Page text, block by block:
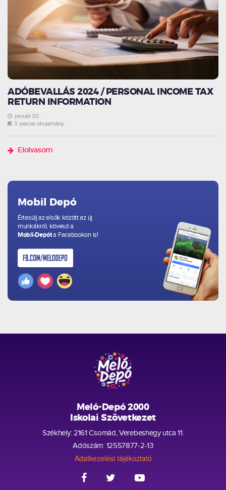
ADÓBEVALLÁS 2024 / PERSONAL INCOME TAX
RETURN INFORMATION
január 30.
3 perces olvasmány
Elolvasom
Mobil Depó
Értesülj az elsők között az új
munkákról, kövesd a
Mobil-Depóta Facebookon is!
Meló-Depó 2000
Iskolai Szövetkezet
Székhely: 2161 Csomád, Verebeshegy utca 11.
Adószám: 12557877-2-13
Adatkezelési tájékoztató